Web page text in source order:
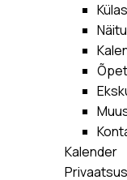
Kalender